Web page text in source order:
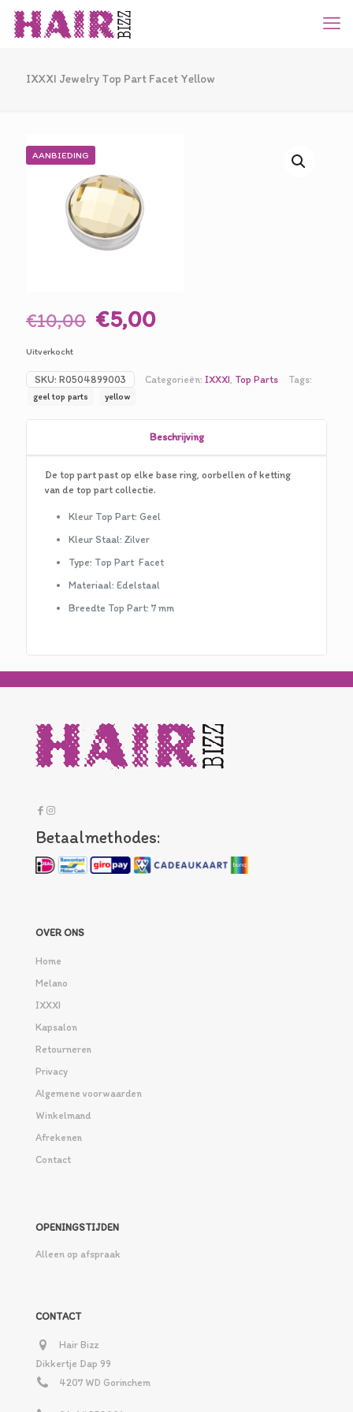
IXXXI Jewelry Top Part Facet Yellow
AANBIEDING
€10,00 Oorspronkelijke
was:
€10,00.
€5,00Huidige
€5,00.
Uitverkocht
SKU: R0504899003 Categorieën: IXXXI, Top Parts Tags:
geel top parts yellow
Beschrijving
De top part past op elke base ring, oorbellen of ketting
van de top part collectie.
Kleur Top Part: Geel
Kleur Staal: Zilver
Type: Top Part Facet
Materiaal: Edelstaal
Breedte Top Part: 7 mm
Betaalmethodes:
OVER ONS
Home
Melano
IXXXI
Kapsalon
Retourneren
Privacy
Algemene voorwaarden
Winkelmand
Afrekenen
Contact
OPENINGSTIJDEN
Alleen op afspraak
CONTACT
Hair Bizz
Dikkertje Dap 99
4207 WD Gorinchem